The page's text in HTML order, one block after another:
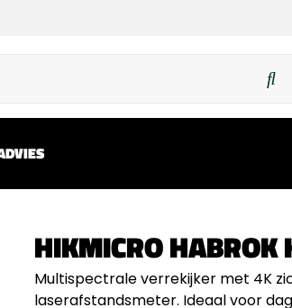
HIKMICRO
Multispectrale verrekijker met 4K
laserafstandsmeter. Ideaal voor